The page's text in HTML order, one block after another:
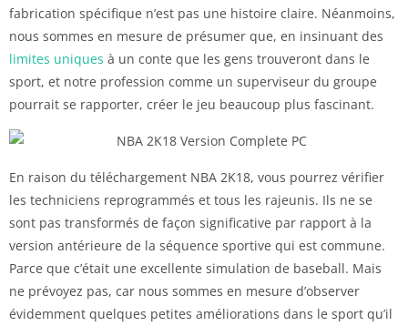
fabrication spécifique n’est pas une histoire claire. Néanmoins,
nous sommes en mesure de présumer que, en insinuant des
limites uniques à un conte que les gens trouveront dans le
sport, et notre profession comme un superviseur du groupe
pourrait se rapporter, créer le jeu beaucoup plus fascinant.
En raison du téléchargement NBA 2K18, vous pourrez vérifier
les techniciens reprogrammés et tous les rajeunis. Ils ne se
sont pas transformés de façon significative par rapport à la
version antérieure de la séquence sportive qui est commune.
Parce que c’était une excellente simulation de baseball. Mais
ne prévoyez pas, car nous sommes en mesure d’observer
évidemment quelques petites améliorations dans le sport qu’il